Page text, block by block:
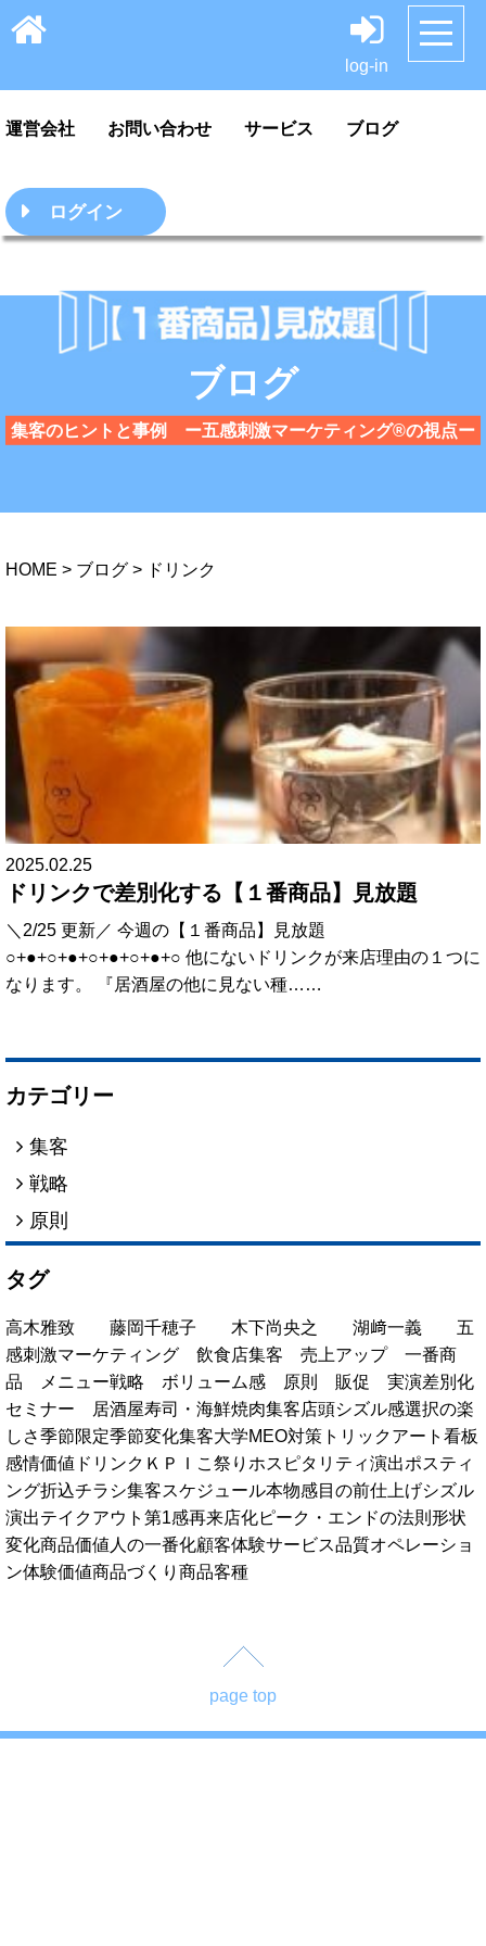
log-in
HOME 料金案内・ご利用方法
運営会社 お問い合わせ サービス ブログ
ログイン
ブログ
集客のヒントと事例 ー五感刺激マーケティング®の視点ー
カテゴリー
集客
戦略
原則
タグ
高木雅致 藤岡千穂子 木下尚央之 湖﨑一義 五
感刺激マーケティング 飲食店集客 売上アップ 一番商
品
メニュー戦略 ボリューム感 原則 販促 実演差別化
セミナー
居酒屋寿司・海鮮焼肉集客店頭シズル感選択の楽
しさ季節限定季節変化集客大学MEO対策 トリックアート看板
感情価値 ドリンク ＫＰＩ こ祭り ホスピタリティ演出ポスティ
ング折込チラシ集客スケジュール本物感目の前仕上げシズル
演出テイクアウト 第1感再来店化ピーク・エンドの法則 形状
変化商品価値 人の一番化顧客体験サービス品質オペレーショ
ン体験価値商品づくり 商品客種
HOME > ブログ > ドリンク
2025.02.25
ドリンクで差別化する【１番商品】見放題
＼2/25 更新／ 今週の【１番商品】見放題
○+●+○+●+○+●+○+●+○ 他にないドリンクが来店理由の１つに
なります。 『居酒屋の他に見ない種……
page top